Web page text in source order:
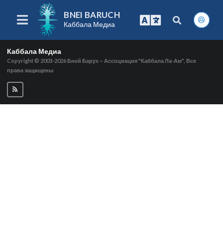
BNEI BARUCH
Каббала Медиа
Каббала Медиа
Copyright © 2003-2026 Бней Барух – Ассоциация "Каббала Ла-Ам", Все
права защищены